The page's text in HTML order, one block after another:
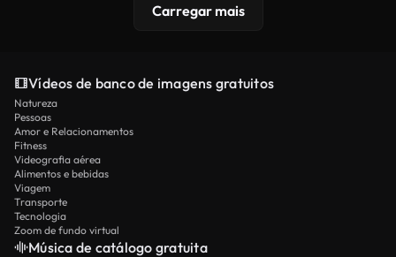
Carregar mais
Vídeos de banco de imagens gratuitos
Natureza
Pessoas
Amor e Relacionamentos
Fitness
Videografia aérea
Alimentos e bebidas
Viagem
Transporte
Tecnologia
Zoom de fundo virtual
Música de catálogo gratuita